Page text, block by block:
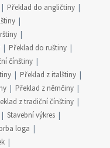
Překlad do angličtiny
Překlad do ruštiny
čínštiny
Překlad z italštiny
Překlad z němčiny
z tradiční čínštiny
Stavební výkres
loga